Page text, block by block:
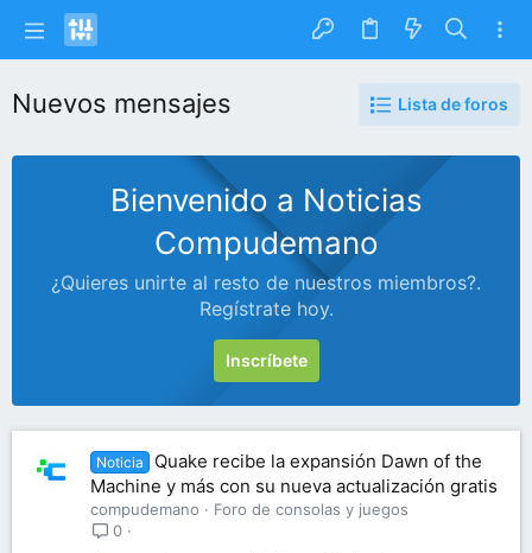
Nuevos mensajes Lista de foros
Bienvenido a Noticias
Compudemano
¿Quieres unirte al resto de nuestros miembros?.
Regístrate hoy.
Inscríbete
Noticia
Quake recibe la expansión Dawn of the
Machine y más con su nueva actualización gratis
compudemano
Foro de consolas y juegos
0